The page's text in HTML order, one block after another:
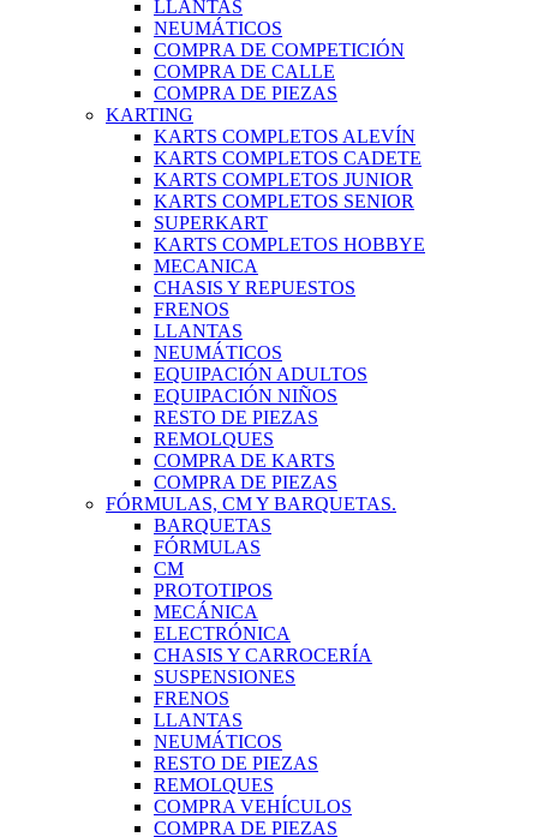
LLANTAS
NEUMÁTICOS
COMPRA DE COMPETICIÓN
COMPRA DE CALLE
COMPRA DE PIEZAS
KARTING
KARTS COMPLETOS ALEVÍN
KARTS COMPLETOS CADETE
KARTS COMPLETOS JUNIOR
KARTS COMPLETOS SENIOR
SUPERKART
KARTS COMPLETOS HOBBYE
MECANICA
CHASIS Y REPUESTOS
FRENOS
LLANTAS
NEUMÁTICOS
EQUIPACIÓN ADULTOS
EQUIPACIÓN NIÑOS
RESTO DE PIEZAS
REMOLQUES
COMPRA DE KARTS
COMPRA DE PIEZAS
FÓRMULAS, CM Y BARQUETAS.
BARQUETAS
FÓRMULAS
CM
PROTOTIPOS
MECÁNICA
ELECTRÓNICA
CHASIS Y CARROCERÍA
SUSPENSIONES
FRENOS
LLANTAS
NEUMÁTICOS
RESTO DE PIEZAS
REMOLQUES
COMPRA VEHÍCULOS
COMPRA DE PIEZAS